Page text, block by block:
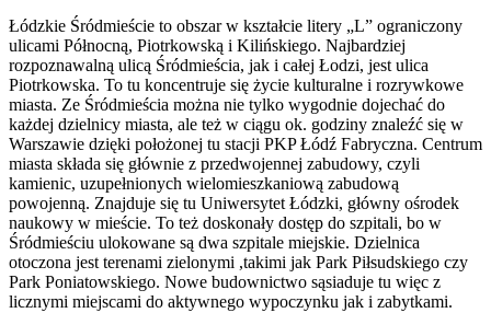
Łódzkie Śródmieście to obszar w kształcie litery „L” ograniczony
ulicami Północną, Piotrkowską i Kilińskiego. Najbardziej
rozpoznawalną ulicą Śródmieścia, jak i całej Łodzi, jest ulica
Piotrkowska. To tu koncentruje się życie kulturalne i rozrywkowe
miasta. Ze Śródmieścia można nie tylko wygodnie dojechać do
każdej dzielnicy miasta, ale też w ciągu ok. godziny znaleźć się w
Warszawie dzięki położonej tu stacji PKP Łódź Fabryczna. Centrum
miasta składa się głównie z przedwojennej zabudowy, czyli
kamienic, uzupełnionych wielomieszkaniową zabudową
powojenną. Znajduje się tu Uniwersytet Łódzki, główny ośrodek
naukowy w mieście. To też doskonały dostęp do szpitali, bo w
Śródmieściu ulokowane są dwa szpitale miejskie. Dzielnica
otoczona jest terenami zielonymi ,takimi jak Park Piłsudskiego czy
Park Poniatowskiego. Nowe budownictwo sąsiaduje tu więc z
licznymi miejscami do aktywnego wypoczynku jak i zabytkami.